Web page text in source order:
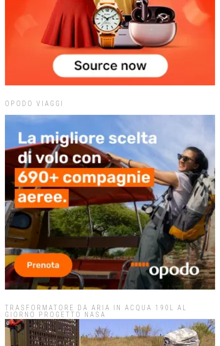
OPODO VIAGGI
TRASFORMATORE DA ARIA IN ACQUA 190L AL
GIORNO PROGETTO NASA